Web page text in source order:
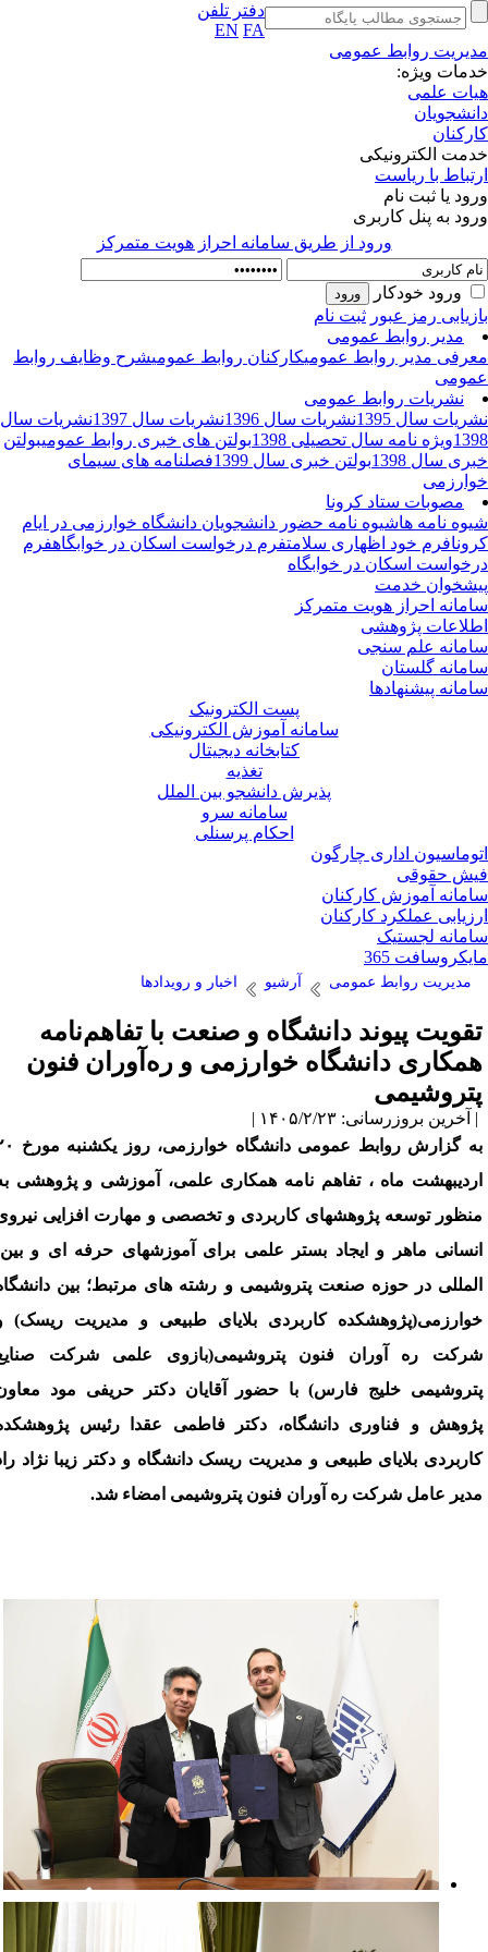
دفتر تلفن
EN FA
روابط عمومی
ویژه:
علمی
الکترونیکی
با ریاست
یا ثبت نام
به پنل کاربری
ورود از طريق سامانه احراز هويت متمركز
ورود خودکار
رمز عبور ثبت نام
مدیر روابط عمومی
مدیر روابط عمومیکارکنان روابط عمومیشرح وظایف روابط
نشریات روابط عمومی
سال 1395
نشریات سال 1396 نشریات سال 1397
نشریات سال
ویژه نامه سال تحصیلی 1398 بولتن های خبری روابط عمومیبولتن
سال 1398
بولتن خبری سال 1399
فصلنامه های سیمای
مصوبات ستاد کرونا
نامه هاشیوه نامه حضور دانشجویان دانشگاه خوارزمی در ایام
فرم خود اظهاری سلامتفرم درخواست اسکان در خوابگاهفرم
اسکان در خوابگاه
خدمت
احراز هویت متمرکز
پژوهشی
علم سنجی
گلستان
پیشنهادها
پست الکترونیک
سامانه آموزش الکترونیکی
کتابخانه دیجیتال
تغذیه
پذیرش دانشجو بین الملل
سامانه سرو
احکام پرسنلی
اداری چارگون
حقوقی
آموزش کارکنان
عملکرد کارکنان
لجستیک
365
مدیریت روابط عمومی آرشیو اخبار و رویدادها
پیوند دانشگاه و صنعت با تفاهم‌نامه
دانشگاه خوارزمی و ره‌آوران فنون
بروزرسانی: ۱۴۰۵/۲/۲۳ |
به گزارش روابط عمومی دانشگاه خوارزمی، روز یکشنبه مورخ ۲۰
ماه ، تفاهم نامه همکاری علمی، آموزشی و پژوهشی به
توسعه پژوهش­های کاربردی و تخصصی و مهارت ­افزایی نیروی
انسانی ماهر و ایجاد بستر علمی برای آموزش­های حرفه­ ای و بین­
در حوزه صنعت پتروشیمی و رشته­ های مرتبط؛ بین دانشگاه
کاربردی بلایای طبیعی و مدیریت ریسک) و
ره ­آوران فنون پتروشیمی(بازوی علمی شرکت صنایع
خلیج فارس) با حضور آقایان دکتر حریفی ­مود معاون
و فناوری دانشگاه، دکتر فاطمی­ عقدا رئیس پژوهشکده
بلایای طبیعی و مدیریت ریسک دانشگاه و دکتر زیبا نژاد راد
عامل شرکت ره ­آوران فنون پتروشیمی امضاء شد.